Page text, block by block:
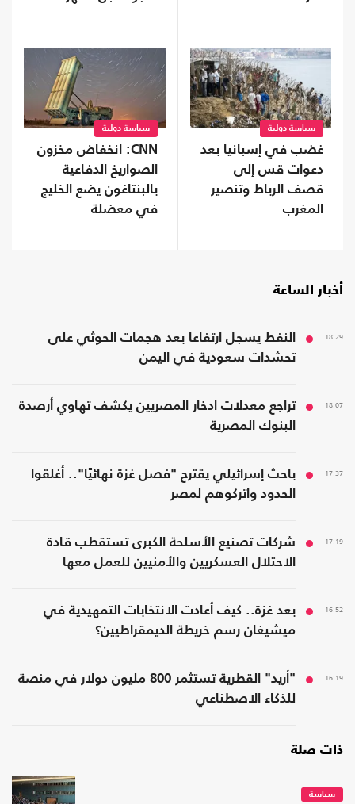
سياسة دولية
غضب في إسبانيا بعد
دعوات قس إلى
قصف الرباط وتنصير
المغرب
سياسة دولية
CNN: انخفاض مخزون
الصواريخ الدفاعية
بالبنتاغون يضع الخليج
في معضلة
أخبار الساعة
18:29
النفط يسجل ارتفاعا بعد هجمات الحوثي على
تحشدات سعودية في اليمن
18:07
تراجع معدلات ادخار المصريين يكشف تهاوي أرصدة
البنوك المصرية
17:37
باحث إسرائيلي يقترح "فصل غزة نهائيًا".. أغلقوا
الحدود واتركوهم لمصر
17:19
شركات تصنيع الأسلحة الكبرى تستقطب قادة
الاحتلال العسكريين والأمنيين للعمل معها
16:52
بعد غزة.. كيف أعادت الانتخابات التمهيدية في
ميشيغان رسم خريطة الديمقراطيين؟
16:19
"أريد" القطرية تستثمر 800 مليون دولار في منصة
للذكاء الاصطناعي
ذات صلة
سياسة